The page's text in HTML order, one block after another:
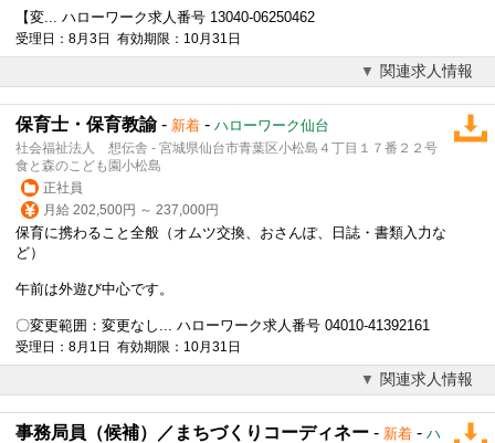
【変... ハローワーク求人番号 13040-06250462
受理日：8月3日 有効期限：10月31日
関連求人情報
保育士・保育教諭- 新着 - ハローワーク仙台
社会福祉法人 想伝舎 - 宮城県仙台市青葉区小松島４丁目１７番２２号
食と森のこども園小松島
正社員
月給 202,500円 ～ 237,000円
保育に携わること全般（オムツ交換、おさんぽ、日誌・書類入力な
ど）
午前は外遊び中心です。
〇変更範囲：変更なし... ハローワーク求人番号 04010-41392161
受理日：8月1日 有効期限：10月31日
関連求人情報
事務局員（候補）／まちづくりコーディネー - 新着 - ハ